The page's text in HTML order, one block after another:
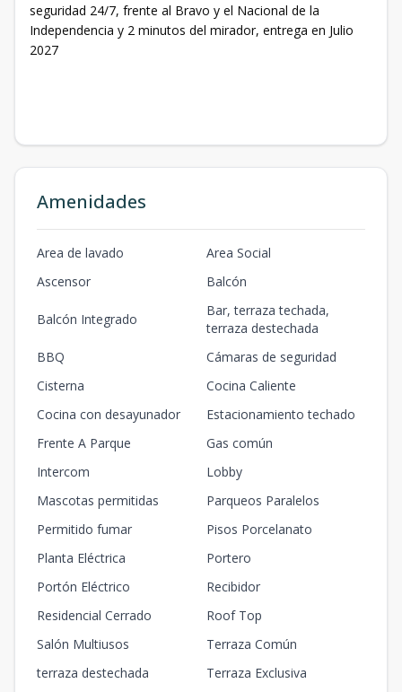
seguridad 24/7, frente al Bravo y el Nacional de la
Independencia y 2 minutos del mirador, entrega en Julio
2027
Amenidades
Area de lavado
Area Social
Ascensor
Balcón
Balcón Integrado
Bar, terraza techada,
terraza destechada
BBQ
Cámaras de seguridad
Cisterna
Cocina Caliente
Cocina con desayunador
Estacionamiento techado
Frente A Parque
Gas común
Intercom
Lobby
Mascotas permitidas
Parqueos Paralelos
Permitido fumar
Pisos Porcelanato
Planta Eléctrica
Portero
Portón Eléctrico
Recibidor
Residencial Cerrado
Roof Top
Salón Multiusos
Terraza Común
terraza destechada
Terraza Exclusiva